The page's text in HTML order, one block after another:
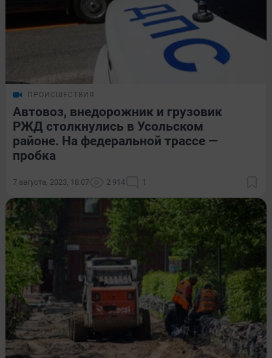
ПРОИСШЕСТВИЯ
Автовоз, внедорожник и грузовик
РЖД столкнулись в Усольском
районе. На федеральной трассе —
пробка
7 августа, 2023, 18:07 2 914 1